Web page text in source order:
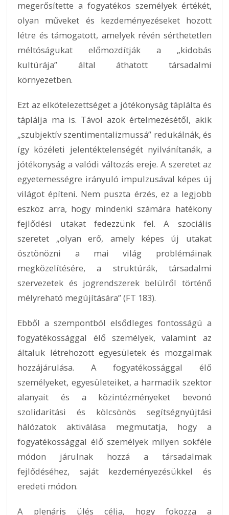
megerősítette a fogyatékos személyek értékét,
olyan műveket és kezdeményezéseket hozott
létre és támogatott, amelyek révén sérthetetlen
méltóságukat előmozdítják a „kidobás
kultúrája” által áthatott társadalmi
környezetben.
Ezt az elkötelezettséget a jótékonyság táplálta és
táplálja ma is. Távol azok értelmezésétől, akik
„szubjektív szentimentalizmussá” redukálnák, és
így közéleti jelentéktelenségét nyilvánítanák, a
jótékonyság a valódi változás ereje. A szeretet az
egyetemességre irányuló impulzusával képes új
világot építeni. Nem puszta érzés, ez a legjobb
eszköz arra, hogy mindenki számára hatékony
fejlődési utakat fedezzünk fel. A szociális
szeretet „olyan erő, amely képes új utakat
ösztönözni a mai világ problémáinak
megközelítésére, a struktúrák, társadalmi
szervezetek és jogrendszerek belülről történő
mélyreható megújítására” (FT 183).
Ebből a szempontból elsődleges fontosságú a
fogyatékossággal élő személyek, valamint az
általuk létrehozott egyesületek és mozgalmak
hozzájárulása. A fogyatékossággal élő
személyeket, egyesületeiket, a harmadik szektor
alanyait és a közintézményeket bevonó
szolidaritási és kölcsönös segítségnyújtási
hálózatok aktiválása megmutatja, hogy a
fogyatékossággal élő személyek milyen sokféle
módon járulnak hozzá a társadalmak
fejlődéséhez, saját kezdeményezésükkel és
eredeti módon.
A plenáris ülés célja, hogy fokozza a